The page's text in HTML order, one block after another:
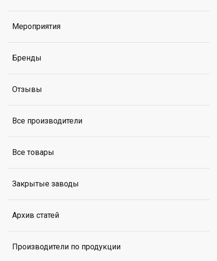
Мероприятия
Бренды
Отзывы
Все производители
Все товары
Закрытые заводы
Архив статей
Производители по продукции